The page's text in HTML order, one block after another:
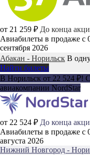
от 21 259 ₽ До конца
Авиабилеты в продаже с
сентября 2026
Абакан - Норильск В
Найти билеты
В Норильск от 22 524 ₽!
авиакомпании NordStar
от 22 524 ₽ До конца
Авиабилеты в продаже с
августа 2026
Нижний Новгород -